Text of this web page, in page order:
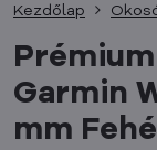
Kezdőlap
Garmin
mm